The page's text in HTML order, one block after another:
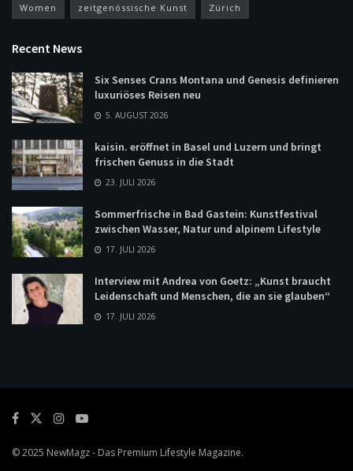
Women zeitgenössische Kunst Zürich
Recent News
Six Senses Crans Montana und Genesis definieren
luxuriöses Reisen neu
5. AUGUST 2026
kaisin. eröffnet in Basel und Luzern und bringt
frischen Genuss in die Stadt
23. JULI 2026
Sommerfrische in Bad Gastein: Kunstfestival
zwischen Wasser, Natur und alpinem Lifestyle
17. JULI 2026
Interview mit Andrea von Goetz: „Kunst braucht
Leidenschaft und Menschen, die an sie glauben“
17. JULI 2026
© 2025 NewMagz- Das Premium Lifestyle Magazine.